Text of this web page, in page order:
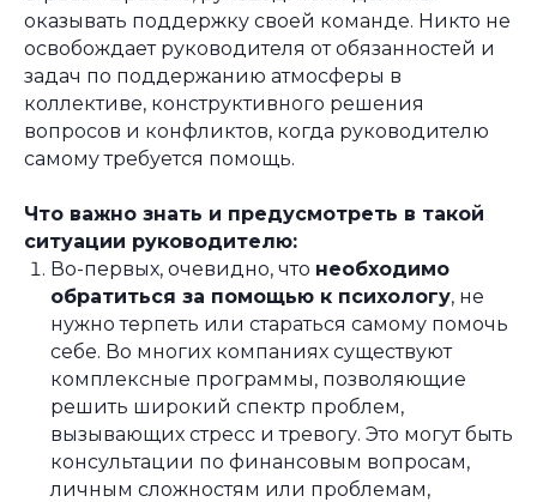
оказывать поддержку своей команде. Никто не
освобождает руководителя от обязанностей и
задач по поддержанию атмосферы в
коллективе, конструктивного решения
вопросов и конфликтов, когда руководителю
самому требуется помощь.
Что важно знать и предусмотреть в такой
ситуации руководителю:
Во-первых, очевидно, что необходимо
обратиться за помощью к психологу, не
нужно терпеть или стараться самому помочь
себе. Во многих компаниях существуют
комплексные программы, позволяющие
решить широкий спектр проблем,
вызывающих стресс и тревогу. Это могут быть
консультации по финансовым вопросам,
личным сложностям или проблемам,